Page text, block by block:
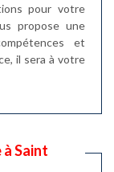
pour votre
propose une
et
il sera à votre
Saint